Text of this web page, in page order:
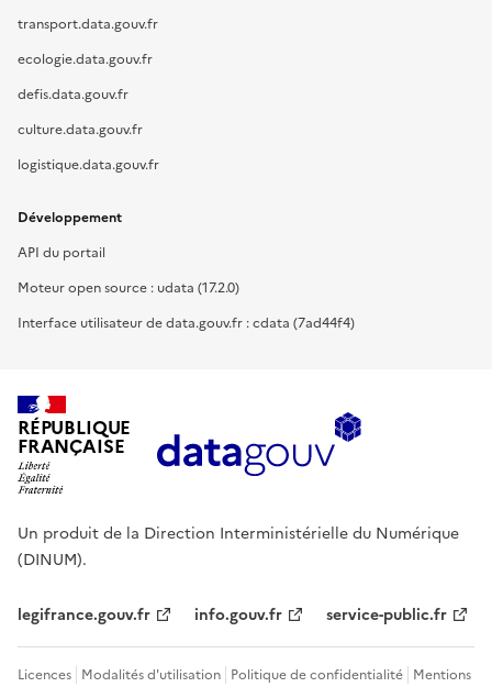
transport.data.gouv.fr
ecologie.data.gouv.fr
defis.data.gouv.fr
culture.data.gouv.fr
logistique.data.gouv.fr
Développement
API du portail
Moteur open source : udata (17.2.0)
Interface utilisateur de data.gouv.fr : cdata (7ad44f4)
RÉPUBLIQUE
FRANÇAISE
Un produit de la Direction Interministérielle du Numérique
(DINUM).
legifrance.gouv.fr info.gouv.fr service-public.fr
Licences Modalités d'utilisation Politique de confidentialité Mentions